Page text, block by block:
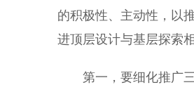
的积极性、主动性，以
进顶层设计与基层探索
第一，要细化推广三